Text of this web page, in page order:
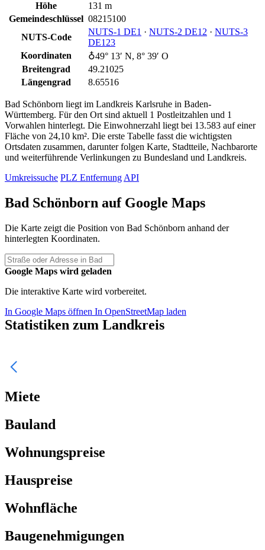
Höhe
131 m
Gemeindeschlüssel 08215100
NUTS-Code
NUTS‑1 DE1 · NUTS‑2 DE12 · NUTS‑3
DE123
Koordinaten
♁49° 13′ N, 8° 39′ O
Breitengrad
49.21025
Längengrad
8.65516
Bad Schönborn liegt im Landkreis Karlsruhe in Baden-
Württemberg. Für den Ort sind aktuell 1 Postleitzahlen und 1
Vorwahlen hinterlegt. Die Einwohnerzahl liegt bei 13.583 auf einer
Fläche von 24,10 km². Die erste Tabelle fasst die wichtigsten
Ortsdaten zusammen, darunter folgen Karte, Stadtteile, Nachbarorte
und weiterführende Verlinkungen zu Bundesland und Landkreis.
Umkreissuche PLZ EntfernungAPI
Bad Schönborn auf Google Maps
Die Karte zeigt die Position von Bad Schönborn anhand der
hinterlegten Koordinaten.
Google Maps wird geladen
Die interaktive Karte wird vorbereitet.
In Google Maps öffnen In OpenStreetMap laden
Statistiken zum Landkreis
Miete
Bauland
Wohnungspreise
Hauspreise
Wohnfläche
Baugenehmigungen